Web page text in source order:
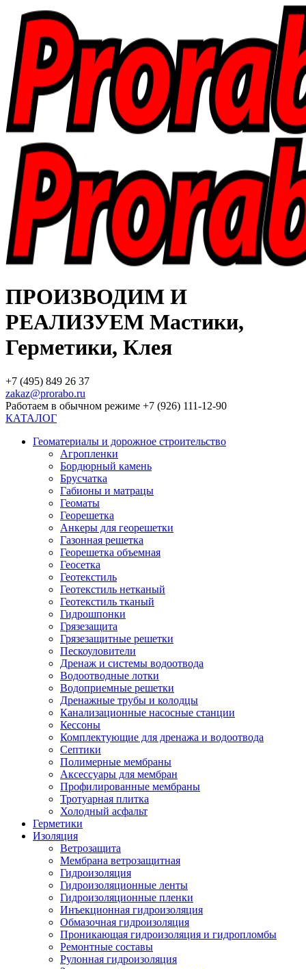
ПРОИЗВОДИМ И
РЕАЛИЗУЕМ Мастики,
Герметики, Клея
+7 (495) 849 26 37
zakaz@prorabo.ru
Работаем в обычном режиме +7 (926) 111-12-90
КАТАЛОГ
Геоматериалы и дорожное строительство
Агропленки
Бордюрный камень
Брусчатка
Габионы и матрацы
Геоматы
Георешетка
Анкеры для георешетки
Газонная решетка
Георешетка объемная
Геосетка
Геотекстиль
Геотекстиль нетканый
Геотекстиль тканый
Гидрошпонки
Грязезащита
Грязезащитные решетки
Пескоуловители
Дренаж и системы водоотвода
Водоотводные лотки
Водоприемные решетки
Дренажные трубы и колодцы
Канализационные насосные станции
Кессоны
Комплектующие для дренажа и водоотвода
Септики
Полимерные мембраны
Аксессуары для мембран
Профилированные мембраны
Тротуарная плитка
Холодный асфальт
Герметики
Изоляция
Ветрозащита
Мембрана ветрозащитная
Гидроизоляция
Гидроизоляционные ленты
Гидроизоляционные пленки
Инъекционная гидроизоляция
Обмазочная гидроизоляция
Проникающая гидроизоляция и гидропломбы
Ремонтные составы
Рулонная гидроизоляция